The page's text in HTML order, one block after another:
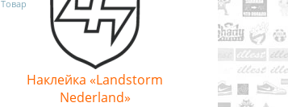
Товар
Наклейка «Landstorm
Nederland»